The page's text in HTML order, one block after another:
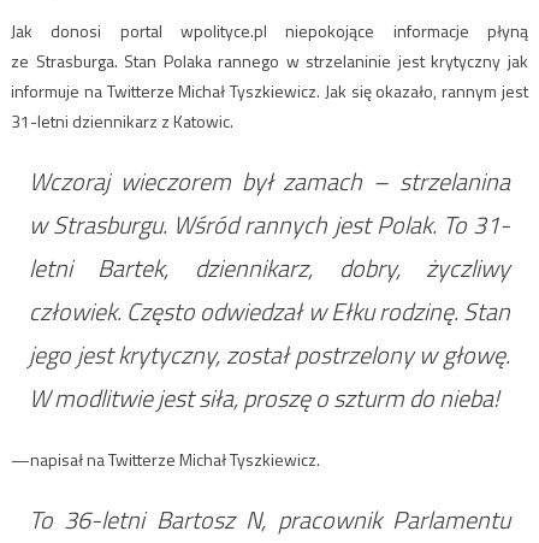
Jak donosi portal wpolityce.pl niepokojące informacje płyną
ze Strasburga. Stan Polaka rannego w strzelaninie jest krytyczny jak
informuje na Twitterze Michał Tyszkiewicz. Jak się okazało, rannym jest
31-letni dziennikarz z Katowic.
Wczoraj wieczorem był zamach – strzelanina
w Strasburgu. Wśród rannych jest Polak. To 31-
letni Bartek, dziennikarz, dobry, życzliwy
człowiek. Często odwiedzał w Ełku rodzinę. Stan
jego jest krytyczny, został postrzelony w głowę.
W modlitwie jest siła, proszę o szturm do nieba!
—napisał na Twitterze Michał Tyszkiewicz.
To 36-letni Bartosz N, pracownik Parlamentu